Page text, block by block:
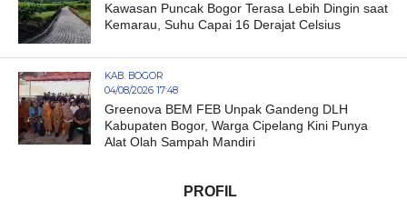
Kawasan Puncak Bogor Terasa Lebih Dingin saat
Kemarau, Suhu Capai 16 Derajat Celsius
KAB. BOGOR
04/08/2026 17:48
Greenova BEM FEB Unpak Gandeng DLH
Kabupaten Bogor, Warga Cipelang Kini Punya
Alat Olah Sampah Mandiri
PROFIL